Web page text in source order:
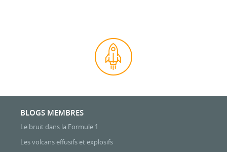
BLOGS MEMBRES
Le bruit dans la Formule 1
Les volcans effusifs et explosifs